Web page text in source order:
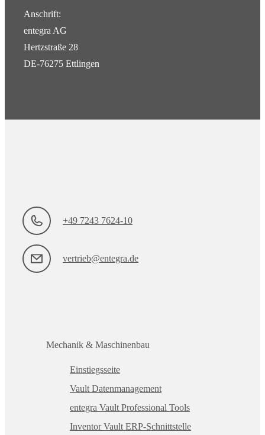
Anschrift:
entegra AG
Hertzstraße 28
DE-76275 Ettlingen
+49 7243 7624-10
vertrieb@entegra.de
Mechanik & Maschinenbau
Einstiegsseite
Vault Datenmanagement
entegra Vault Professional Tools
Inventor Vault ERP-Schnittstelle